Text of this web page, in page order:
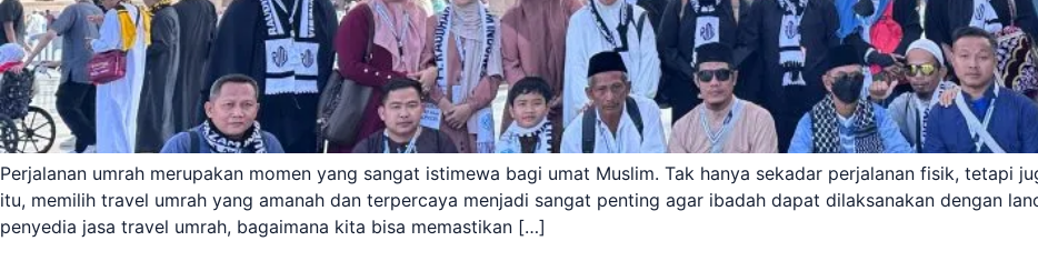
Perjalanan umrah merupakan momen yang sangat istimewa bagi umat Muslim. Tak hanya sekadar perjalanan fisik, tetapi
itu, memilih travel umrah yang amanah dan terpercaya menjadi sangat penting agar ibadah dapat dilaksanakan dengan
penyedia jasa travel umrah, bagaimana kita bisa memastikan […]